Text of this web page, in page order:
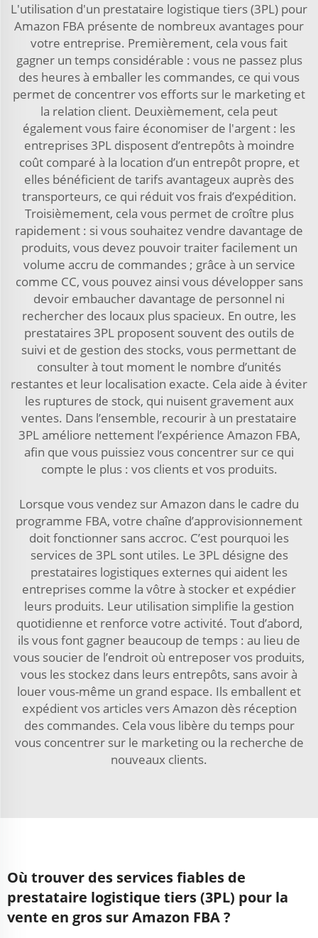
L'utilisation d'un prestataire logistique tiers (3PL) pour
Amazon FBA présente de nombreux avantages pour
votre entreprise. Premièrement, cela vous fait
gagner un temps considérable : vous ne passez plus
des heures à emballer les commandes, ce qui vous
permet de concentrer vos efforts sur le marketing et
la relation client. Deuxièmement, cela peut
également vous faire économiser de l'argent : les
entreprises 3PL disposent d’entrepôts à moindre
coût comparé à la location d’un entrepôt propre, et
elles bénéficient de tarifs avantageux auprès des
transporteurs, ce qui réduit vos frais d’expédition.
Troisièmement, cela vous permet de croître plus
rapidement : si vous souhaitez vendre davantage de
produits, vous devez pouvoir traiter facilement un
volume accru de commandes ; grâce à un service
comme CC, vous pouvez ainsi vous développer sans
devoir embaucher davantage de personnel ni
rechercher des locaux plus spacieux. En outre, les
prestataires 3PL proposent souvent des outils de
suivi et de gestion des stocks, vous permettant de
consulter à tout moment le nombre d’unités
restantes et leur localisation exacte. Cela aide à éviter
les ruptures de stock, qui nuisent gravement aux
ventes. Dans l’ensemble, recourir à un prestataire
3PL améliore nettement l’expérience Amazon FBA,
afin que vous puissiez vous concentrer sur ce qui
compte le plus : vos clients et vos produits.
Lorsque vous vendez sur Amazon dans le cadre du
programme FBA, votre chaîne d’approvisionnement
doit fonctionner sans accroc. C’est pourquoi les
services de 3PL sont utiles. Le 3PL désigne des
prestataires logistiques externes qui aident les
entreprises comme la vôtre à stocker et expédier
leurs produits. Leur utilisation simplifie la gestion
quotidienne et renforce votre activité. Tout d’abord,
ils vous font gagner beaucoup de temps : au lieu de
vous soucier de l’endroit où entreposer vos produits,
vous les stockez dans leurs entrepôts, sans avoir à
louer vous-même un grand espace. Ils emballent et
expédient vos articles vers Amazon dès réception
des commandes. Cela vous libère du temps pour
vous concentrer sur le marketing ou la recherche de
nouveaux clients.
Où trouver des services fiables de
prestataire logistique tiers (3PL) pour la
vente en gros sur Amazon FBA ?